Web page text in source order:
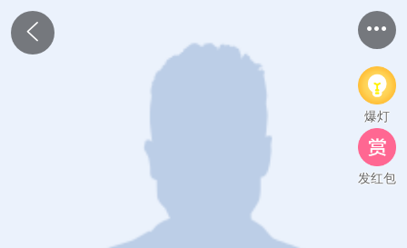
爆灯
发红包